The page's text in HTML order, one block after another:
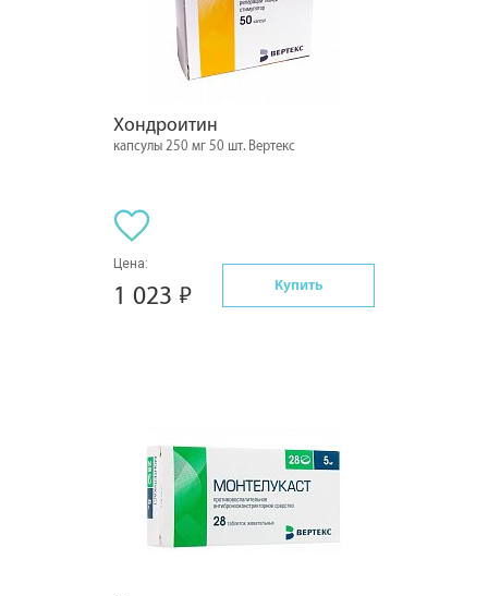
Хондроитин
капсулы 250 мг 50 шт. Вертекс
Цена:
1 023 Купить